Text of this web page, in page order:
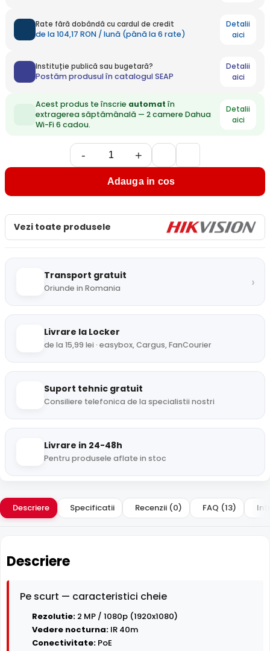
Rate fără dobândă cu cardul de credit
de la 104,17 RON / lună (până la 6 rate)
Detalii
aici
Instituție publică sau bugetară?
Postăm produsul în catalogul SEAP
Detalii
aici
Acest produs te înscrie automat în
extragerea săptămânală — 2 camere Dahua
Wi-Fi 6 cadou.
Detalii
aici
- +
Adauga in cos
Vezi toate produsele
Transport gratuit
Oriunde in Romania ›
Livrare la Locker
de la 15,99 lei · easybox, Cargus, FanCourier
Suport tehnic gratuit
Consiliere telefonica de la specialistii nostri
Livrare in 24-48h
Pentru produsele aflate in stoc
Descriere Specificatii Recenzii (0) FAQ (13)
Descriere
Pe scurt — caracteristici cheie
Rezolutie: 2 MP / 1080p (1920x1080)
Vedere nocturna: IR 40m
Conectivitate: PoE